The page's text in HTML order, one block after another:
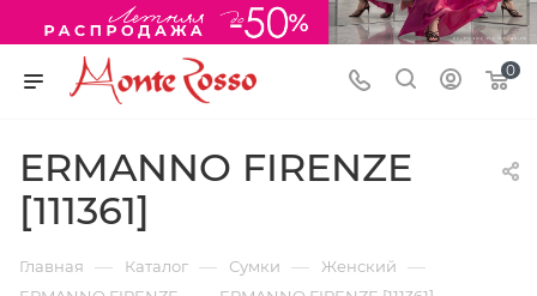
0
ERMANNO FIRENZE
[111361]
Главная — Каталог — Сумки — Женский —